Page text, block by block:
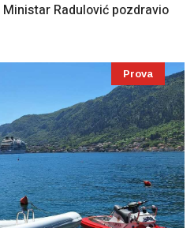
Radulović pozdravio
Prova